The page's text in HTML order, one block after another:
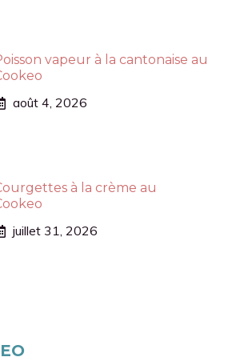
vapeur à la cantonaise au
août 4, 2026
à la crème au
juillet 31, 2026